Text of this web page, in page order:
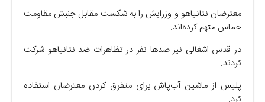
معترضان نتانیاهو و وزرایش را به شکست مقابل جنبش مقاومت
حماس متهم کرده‌اند.
در قدس اشغالی نیز صدها نفر در تظاهرات ضد نتانیاهو شرکت
کردند.
پلیس از ماشین آب‌پاش برای متفرق کردن معترضان استفاده